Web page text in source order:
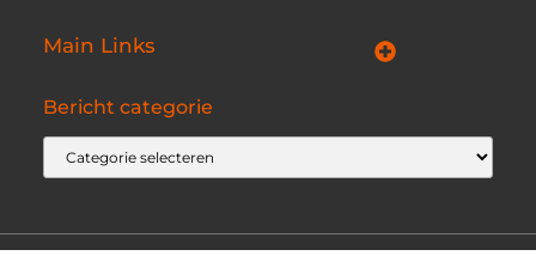
Main Links
Bericht categorie